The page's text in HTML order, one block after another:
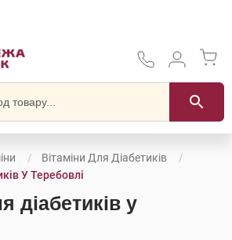
Вітаміни Для Діабетиків
У Теребовлі
діабетиків у